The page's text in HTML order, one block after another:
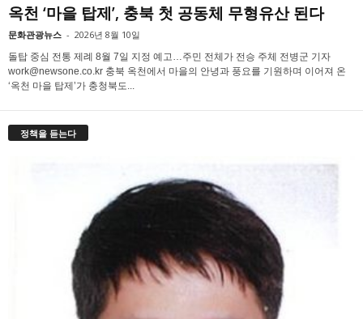
옥천 ‘마을 탑제’, 충북 첫 공동체 무형유산 된다
문화관광뉴스 - 2026년 8월 10일
돌탑 중심 전통 제례 8월 7일 지정 예고…주민 전체가 전승 주체 전병군 기자
work@newsone.co.kr 충북 옥천에서 마을의 안녕과 풍요를 기원하며 이어져 온
‘옥천 마을 탑제’가 충청북도...
정책을 듣는다